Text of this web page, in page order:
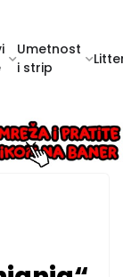
Umetnost
i strip